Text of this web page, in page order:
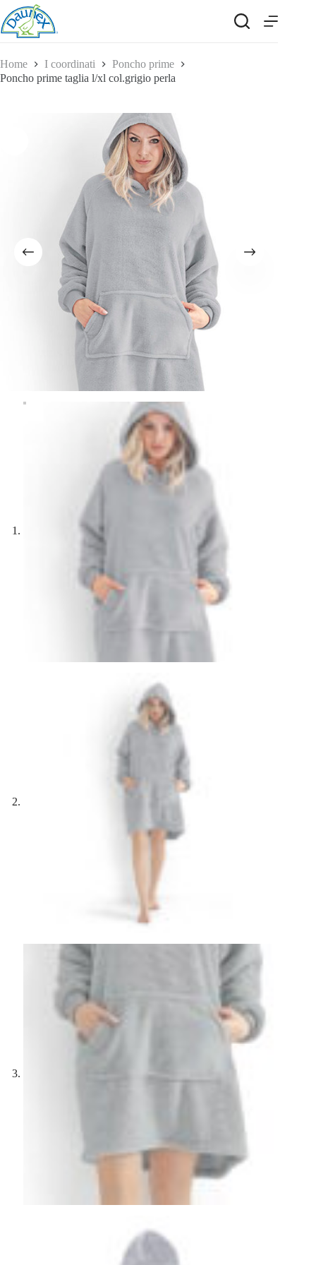
Salta
al
contenuto
Home I coordinati
Poncho prime
Poncho prime taglia l/xl col.grigio perla